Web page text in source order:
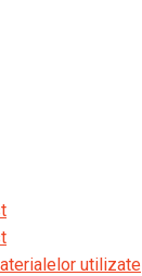
utilizate